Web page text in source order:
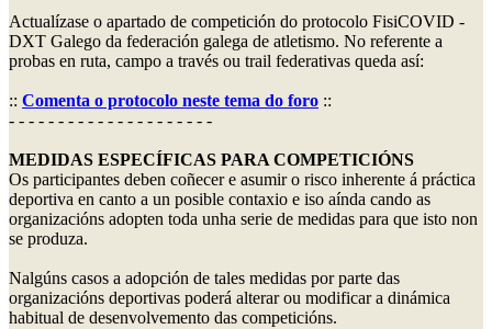
Actualízase o apartado de competición do protocolo FisiCOVID -
DXT Galego da federación galega de atletismo. No referente a
probas en ruta, campo a través ou trail federativas queda así:
:: Comenta o protocolo neste tema do foro ::
- - - - - - - - - - - - - - - - - - - - -
MEDIDAS ESPECÍFICAS PARA COMPETICIÓNS
Os participantes deben coñecer e asumir o risco inherente á práctica
deportiva en canto a un posible contaxio e iso aínda cando as
organizacións adopten toda unha serie de medidas para que isto non
se produza.
Nalgúns casos a adopción de tales medidas por parte das
organizacións deportivas poderá alterar ou modificar a dinámica
habitual de desenvolvemento das competicións.